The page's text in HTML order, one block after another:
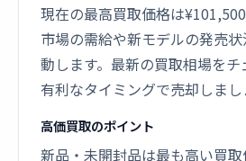
現在の最高買取価格は
市場の需給や新モデルの発売
動します。最新の買取相場をチ
有利なタイミングで売却しまし
高価買取のポイント
新品・未開封品は最も高い買